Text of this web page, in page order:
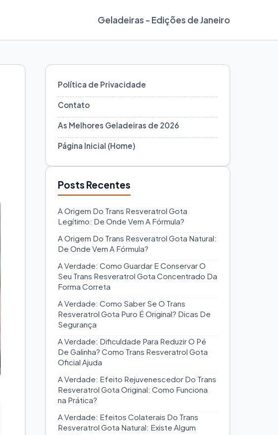
Geladeiras - Edições de Janeiro
Política de Privacidade
Contato
As Melhores Geladeiras de 2026
Página Inicial (Home)
Posts Recentes
A Origem Do Trans Resveratrol Gota
Legítimo: De Onde Vem A Fórmula?
A Origem Do Trans Resveratrol Gota Natural:
De Onde Vem A Fórmula?
A Verdade: Como Guardar E Conservar O
Seu Trans Resveratrol Gota Concentrado Da
Forma Correta
A Verdade: Como Saber Se O Trans
Resveratrol Gota Puro É Original? Dicas De
Segurança
A Verdade: Dificuldade Para Reduzir O Pé
De Galinha? Como Trans Resveratrol Gota
Oficial Ajuda
A Verdade: Efeito Rejuvenescedor Do Trans
Resveratrol Gota Original: Como Funciona
na Prática?
A Verdade: Efeitos Colaterais Do Trans
Resveratrol Gota Natural: Existe Algum